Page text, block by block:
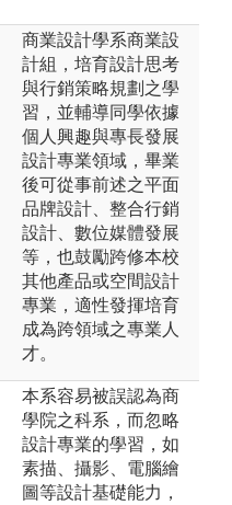
商業設計學系商業設
計組，培育設計思考
與行銷策略規劃之學
習，並輔導同學依據
個人興趣與專長發展
設計專業領域，畢業
後可從事前述之平面
品牌設計、整合行銷
設計、數位媒體發展
等，也鼓勵跨修本校
其他產品或空間設計
專業，適性發揮培育
成為跨領域之專業人
才。
本系容易被誤認為商
學院之科系，而忽略
設計專業的學習，如
素描、攝影、電腦繪
圖等設計基礎能力，